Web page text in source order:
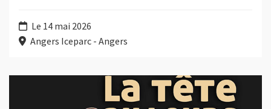
Le 14 mai 2026
Angers Iceparc - Angers
Plus d'information sur l'évènement : La tête ailleurs